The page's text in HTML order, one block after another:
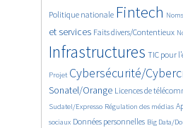
Politique nationale Fintech
et services
1596/5557 Faits divers/Contentieux
839/5557
5557/5557
Infrastructures
1823/5557
TIC pour
198/5557
247/5557
Projet
3536/5557Cybersécurité/
2303/5557
Sonatel/Orange
1611/5557 Licences de
299/5557
Sudatel/Expresso
1015/5557 Régulation des médias
1512/5557
1103/5557
sociaux
1664/5557Données personnelles
146/5557 Big Data/
620/5557